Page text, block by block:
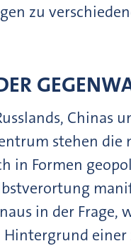
zu
Chinas
stehen die
in Formen
in der Frage,